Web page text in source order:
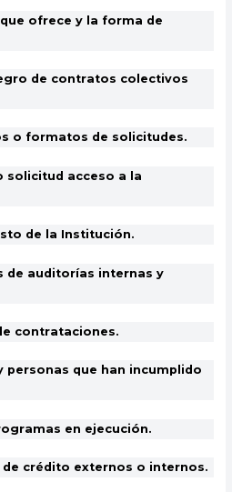
ofrece y la forma de
de contratos colectivos
formatos de solicitudes.
acceso a la
de la Institución.
auditorías internas y
que han incumplido
en ejecución.
externos o internos.